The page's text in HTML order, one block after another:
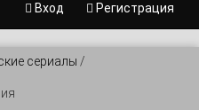
Вход Регистрация
сериалы /